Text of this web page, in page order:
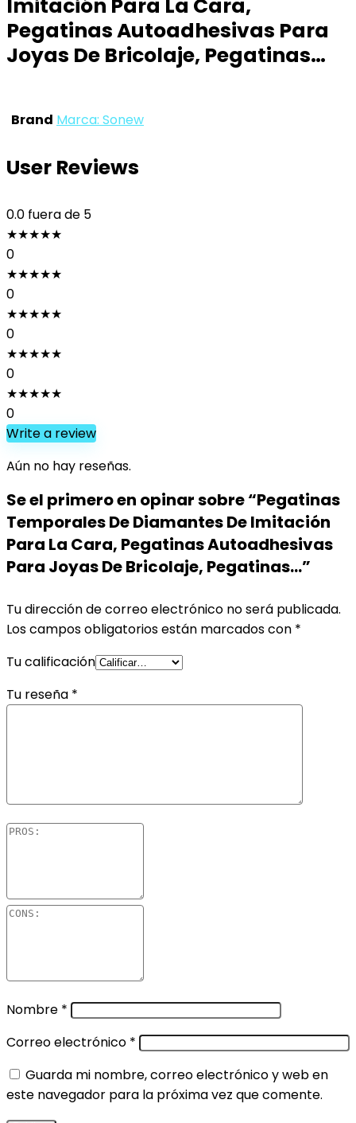
Imitación Para La Cara,
Pegatinas Autoadhesivas Para
Joyas De Bricolaje, Pegatinas…
Brand Marca: Sonew
User Reviews
0.0 fuera de 5
★★★★★
0
★★★★★
0
★★★★★
0
★★★★★
0
★★★★★
0
Write a review
Aún no hay reseñas.
Se el primero en opinar sobre “Pegatinas
Temporales De Diamantes De Imitación
Para La Cara, Pegatinas Autoadhesivas
Para Joyas De Bricolaje, Pegatinas…”
Tu dirección de correo electrónico no será publicada.
Los campos obligatorios están marcados con *
Tu calificación
Tu reseña *
Nombre *
Correo electrónico *
Guarda mi nombre, correo electrónico y web en
este navegador para la próxima vez que comente.